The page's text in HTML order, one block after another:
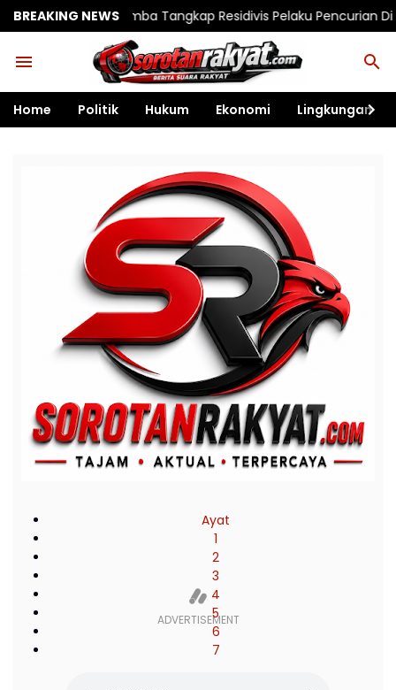
BREAKING NEWS
Tangkap Residivis Pelaku Pencurian Di Madina Mart
Home Politik Hukum Ekonomi Lingkungan
Ayat
1
2
3
4
5
6
7